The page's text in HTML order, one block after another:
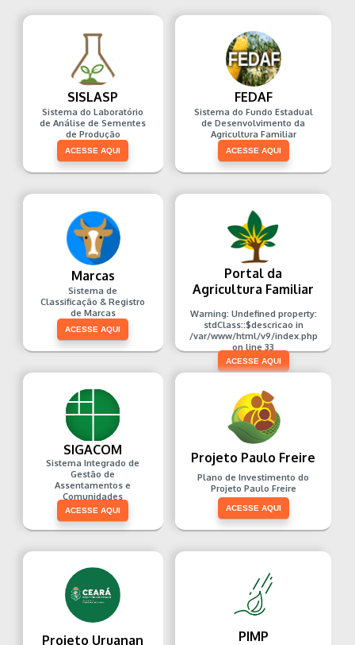
SISLASP
Sistema do Laboratório
de Análise de Sementes
de Produção
ACESSE AQUI
FEDAF
Sistema do Fundo Estadual
de Desenvolvimento da
Agricultura Familiar
ACESSE AQUI
Marcas
Sistema de
Classificação & Registro
de Marcas
ACESSE AQUI
Portal da
Agricultura Familiar
Warning: Undefined property:
stdClass::$descricao in
/var/www/html/v9/index.php
on line33
ACESSE AQUI
SIGACOM
Sistema Integrado de
Gestão de
Assentamentos e
Comunidades
ACESSE AQUI
Projeto Paulo Freire
Plano de Investimento do
Projeto Paulo Freire
ACESSE AQUI
Projeto Uruanan PIMP